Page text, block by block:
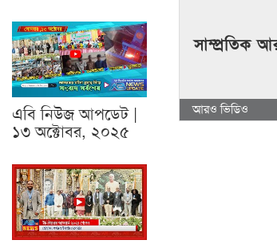
এবি নিউজ আপডেট |
১৩ অক্টোবর, ২০২৫
সাম্প্রতিক
আরও ভিডিও